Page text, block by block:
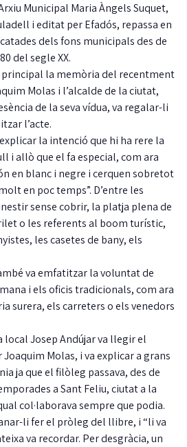
Municipal Maria Àngels Suquet,
i editat per Efadós, repassa en
dels fons municipals des de
del segle XX.
principal la memòria del recentment
Molas i l’alcalde de la ciutat,
de la seva vídua, va regalar-li
l’acte.
la intenció que hi ha rere la
i allò que el fa especial, com ara
en blanc i negre i cerquen sobretot
en poc temps”. D’entre les
sense cobrir, la platja plena de
o les referents al boom turístic,
les casetes de bany, els
va emfatitzar la voluntat de
i els oficis tradicionals, com ara
surera, els carreters o els venedors
Josep Andújar va llegir el
Molas, i va explicar a grans
ja que el filòleg passava, des de
a Sant Feliu, ciutat a la
col·laborava sempre que podia.
li fer el pròleg del llibre, i “li va
va recordar. Per desgràcia, un